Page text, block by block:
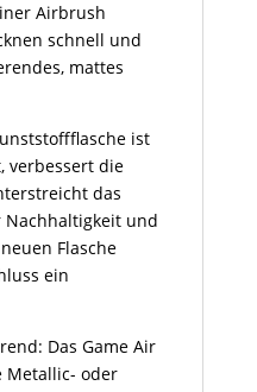
Airbrush
schnell und
mattes
ist
verbessert die
das
Nachhaltigkeit und
Flasche
ein
Das Game Air
Metallic- oder